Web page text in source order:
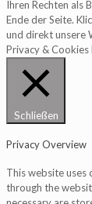
Ihren Rechten als
Ende der Seite.
und direkt unsere
Privacy & Cookies
Schließen
Privacy Overview
This website
through the